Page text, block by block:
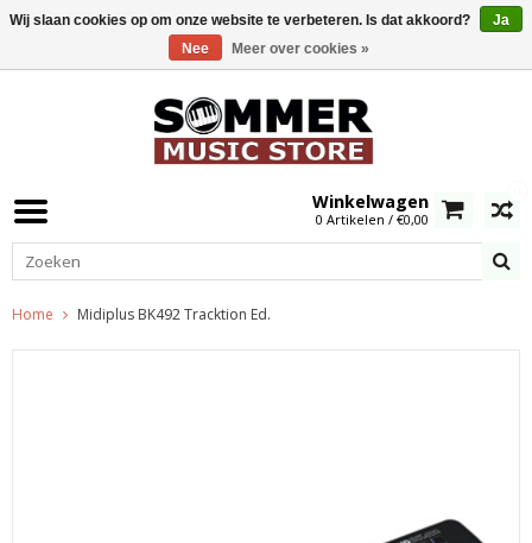
Winkelwagen
0 Artikelen / €0,00
Home Midiplus BK492 Tracktion Ed.
Wij slaan cookies op om onze website te verbeteren. Is dat akkoord?
Ja
Nee
Meer over cookies »